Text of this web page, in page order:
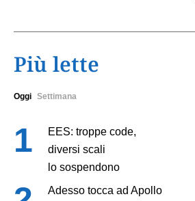
Più lette
Oggi Settimana
EES: troppe code,
diversi scali
lo sospendono
Adesso tocca ad Apollo